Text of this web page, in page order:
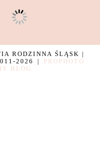
RODZINNA ŚLĄSK |
2026
|
PROPHOTO
BLOG